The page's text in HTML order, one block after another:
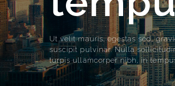
Ut velit mauris, egestas sed,
suscipit pulvinar. Nulla
turpis ullamcorper nibh, in